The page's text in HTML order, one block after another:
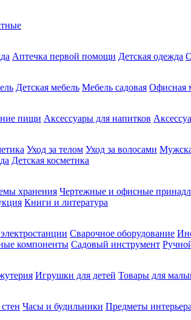
Аптечка первой помощи Детская одежда
Детская мебель Мебель садовая Офисная
пищи Аксессуары для напитков
Уход за телом Уход за волосами
Детская косметика
хранения Чертежные и офисные
Книги и литература
Сварочное оборудование
компоненты Садовый инструмент
Игрушки для детей Товары для
Часы и будильники Предметы интерьера